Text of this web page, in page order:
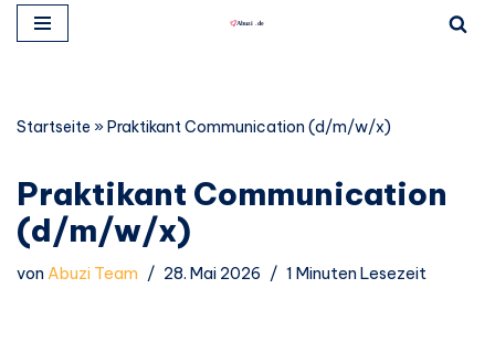
springen
Startseite »Praktikant Communication (d/m/w/x)
Praktikant Communication
(d/m/w/x)
vonAbuzi Team 28. Mai 2026 1 Minuten Lesezeit